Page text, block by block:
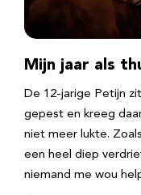
Mijn jaar als
De 12-jarige Petijn
gepest en kreeg
niet meer lukte.
een heel diep
niemand me wou